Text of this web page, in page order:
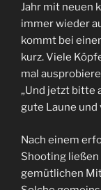
Jahr mit neuen
immer wieder
kommt bei
kurz. Viele
mal
„Und jetzt bitte
gute Laune
Nach einem
Shooting ließen
gemütlichen